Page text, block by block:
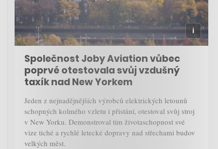
Společnost Joby Aviation vůbec
poprvé otestovala svůj vzdušný
taxík nad New Yorkem
Jeden z nejnadějnějších výrobců elektrických letounů
schopných kolmého vzletu i přistání, otestoval svůj stroj
v New Yorku. Demonstroval tím životaschopnost své
vize tiché a rychlé letecké dopravy nad střechami budov
velkých měst.